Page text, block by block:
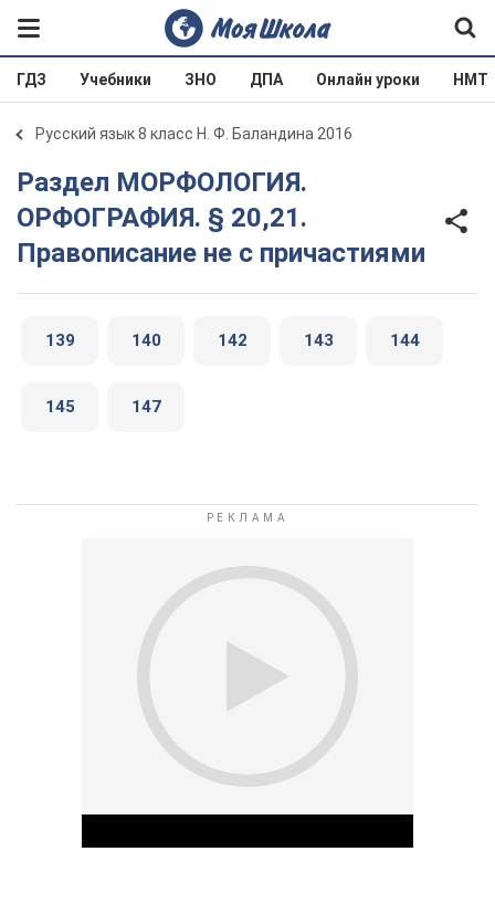
ГДЗ Учебники ЗНО ДПА Онлайн уроки НМТ
Русский язык 8 класс Н. Ф. Баландина 2016
Раздел МОРФОЛОГИЯ.
ОРФОГРАФИЯ. § 20,21.
Правописание не с причастиями
139 140 142 143 144
145 147